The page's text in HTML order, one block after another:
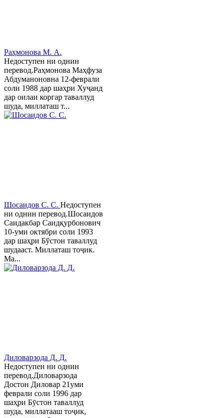
Раҳмонова М. А.
Недоступен ни однин
перевод.Раҳмонова Маҳфуза
Абдуманоновна 12-феврали
соли 1988 дар шаҳри Хуҷанд
дар оилаи коргар таваллуд
шуда, миллаташ т...
Шосаидов С. С. Недоступен
ни однин перевод.Шосаидов
Саидакбар Саидқурбонович
10-уми октябри соли 1993
дар шаҳри Бўстон таваллуд
шудааст. Миллаташ тоҷик.
Ма...
Диловарзода Д. Д.
Недоступен ни однин
перевод.Диловарзода
Достон Диловар 21уми
феврали соли 1996 дар
шаҳри Бӯстон таваллуд
шуда, миллатааш тоҷик,